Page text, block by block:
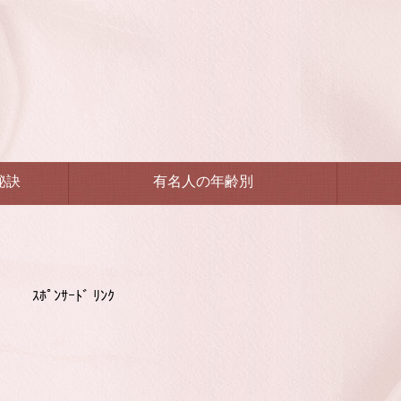
訣 有名人の年齢別
ｽﾎﾟﾝｻｰﾄﾞ ﾘﾝｸ